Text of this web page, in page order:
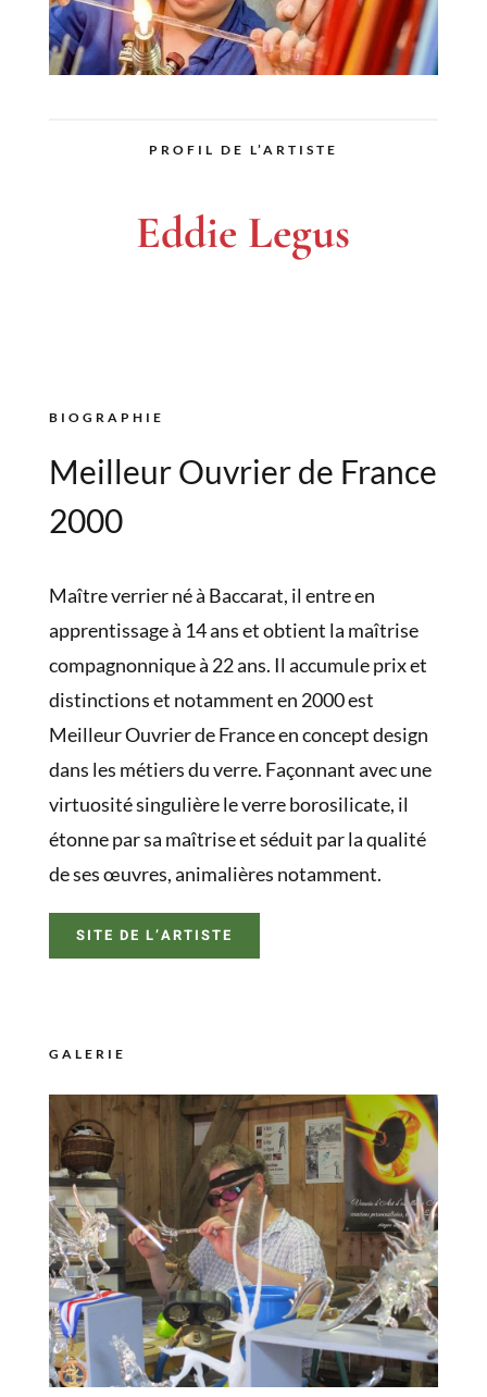
PROFIL DE L’ARTISTE
Eddie Legus
BIOGRAPHIE
Meilleur Ouvrier de France
2000
Maître verrier né à Baccarat, il entre en
apprentissage à 14 ans et obtient la maîtrise
compagnonnique à 22 ans. Il accumule prix et
distinctions et notamment en 2000 est
Meilleur Ouvrier de France en concept design
dans les métiers du verre. Façonnant avec une
virtuosité singulière le verre borosilicate, il
étonne par sa maîtrise et séduit par la qualité
de ses œuvres, animalières notamment.
SITE DE L’ARTISTE
GALERIE